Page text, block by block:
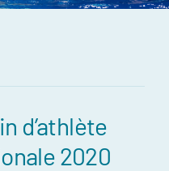
d’athlète
2020